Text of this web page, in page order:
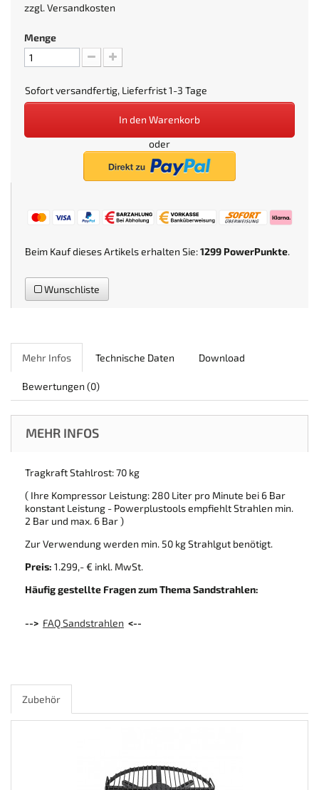
zzgl.Versandkosten
Menge
Sofort versandfertig, Lieferfrist 1-3 Tage
In den Warenkorb
oder
Beim Kauf dieses Artikels erhalten Sie:1299 PowerPunkte.
Wunschliste
Mehr Infos Technische Daten Download
Bewertungen (0)
MEHR INFOS
Tragkraft Stahlrost: 70 kg
( Ihre Kompressor Leistung: 280 Liter pro Minute bei 6 Bar
konstant Leistung - Powerplustools empfiehlt Strahlen min.
2 Bar und max. 6 Bar )
Zur Verwendung werden min. 50 kg Strahlgut benötigt.
Preis: 1.299,- € inkl. MwSt.
Häufig gestellte Fragen zum Thema Sandstrahlen:
--> FAQ Sandstrahlen <--
Zubehör